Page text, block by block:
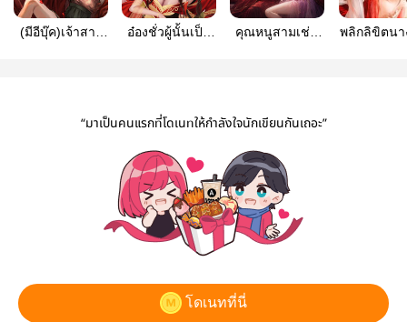
(มีอีบุ๊ค)เจ้าสาว
อ๋องชั่วผู้นั้นเป็น
คุณหนูสามเช่น
พลิกลิขิตนา
“มาเป็นคนแรกที่โดเนทให้กำลังใจนักเขียนกันเถอะ”
โดเนทที่นี่